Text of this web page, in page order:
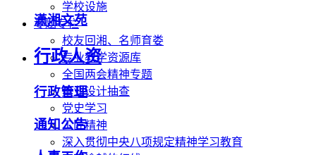
学校设施
专题专栏
校友回湘、名师育娄
专业教学资源库
全国两会精神专题
毕业设计抽查
党史学习
工匠精神
深入贯彻中央八项规定精神学习教育
潇湘文苑
行政人资
行政管理
通知公告